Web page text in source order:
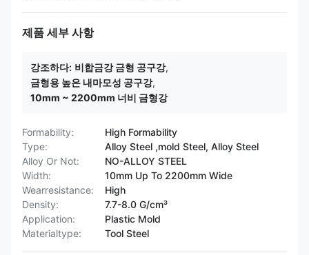
제품 세부 사항
강조하다: 비합금강 금형 공구강,
금형용 높은 내마모성 공구강,
10mm ~ 2200mm 너비 금형강
Formability:
High Formability
Type:
Alloy Steel ,mold Steel, Alloy Steel
Alloy Or Not:
NO-ALLOY STEEL
Width:
10mm Up To 2200mm Wide
Wearresistance:
High
Density:
7.7-8.0 G/cm³
Application:
Plastic Mold
Materialtype:
Tool Steel